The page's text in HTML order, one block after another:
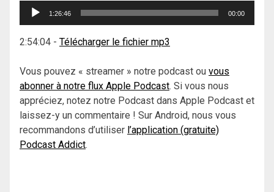
Lecteur
1:26:46 00:00
2:54:04 - Télécharger le fichier mp3
Vous pouvez « streamer » notre podcast ou vous
abonner à notre flux Apple Podcast. Si vous nous
appréciez, notez notre Podcast dans Apple Podcast et
laissez-y un commentaire ! Sur Android, nous vous
recommandons d’utiliser l’application (gratuite)
Podcast Addict.